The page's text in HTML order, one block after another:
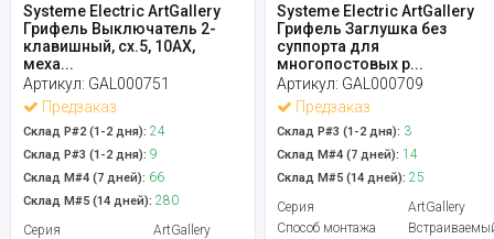
Systeme Electric ArtGallery
Грифель Выключатель 2-
клавишный, сх.5, 10АХ,
меха...
Артикул: GAL000751
Предзаказ
Склад Р#2 (1-2 дня): 24
Склад Р#3 (1-2 дня): 9
Склад М#4 (7 дней): 66
Склад М#5 (14 дней): 280
Серия
ArtGallery
Systeme Electric ArtGallery
Грифель Заглушка без
суппорта для
многопостовых р...
Артикул: GAL000709
Предзаказ
Склад Р#3 (1-2 дня): 3
Склад М#4 (7 дней): 14
Склад М#5 (14 дней): 25
Серия
ArtGallery
Способ монтажа